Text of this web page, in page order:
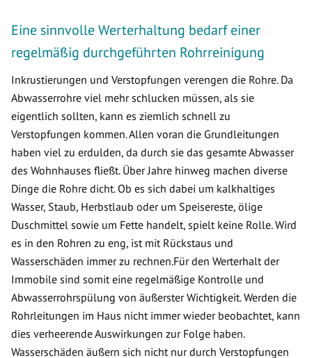
Eine sinnvolle Werterhaltung bedarf einer
regelmäßig durchgeführten Rohrreinigung
Inkrustierungen und Verstopfungen verengen die Rohre. Da
Abwasserrohre viel mehr schlucken müssen, als sie
eigentlich sollten, kann es ziemlich schnell zu
Verstopfungen kommen. Allen voran die Grundleitungen
haben viel zu erdulden, da durch sie das gesamte Abwasser
des Wohnhauses fließt. Über Jahre hinweg machen diverse
Dinge die Rohre dicht. Ob es sich dabei um kalkhaltiges
Wasser, Staub, Herbstlaub oder um Speisereste, ölige
Duschmittel sowie um Fette handelt, spielt keine Rolle. Wird
es in den Rohren zu eng, ist mit Rückstaus und
Wasserschäden immer zu rechnen.Für den Werterhalt der
Immobile sind somit eine regelmäßige Kontrolle und
Abwasserrohrspülung von äußerster Wichtigkeit. Werden die
Rohrleitungen im Haus nicht immer wieder beobachtet, kann
dies verheerende Auswirkungen zur Folge haben.
Wasserschäden äußern sich nicht nur durch Verstopfungen